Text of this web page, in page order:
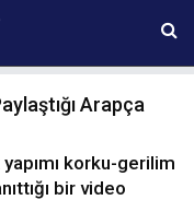
Arapça
korku-gerilim
bir video